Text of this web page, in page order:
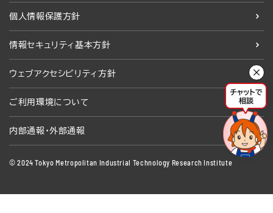
個人情報保護方針
情報セキュリティ基本方針
ウェブアクセシビリティ方針
ご利用環境について
内部通報・外部通報
© 2024 Tokyo Metropolitan Industrial Technology Research Institute